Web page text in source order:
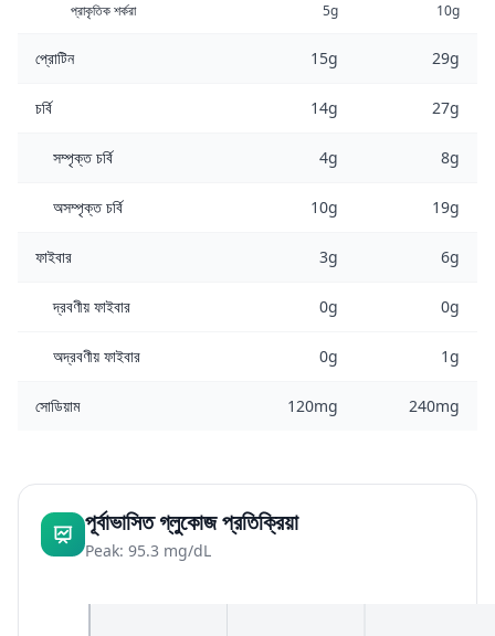
প্রাকৃতিক শর্করা 5g 10g
প্রোটিন 15g 29g
চর্বি 14g 27g
সম্পৃক্ত চর্বি 4g 8g
অসম্পৃক্ত চর্বি 10g 19g
ফাইবার 3g 6g
দ্রবণীয় ফাইবার 0g 0g
অদ্রবণীয় ফাইবার 0g 1g
সোডিয়াম 120mg 240mg
পূর্বাভাসিত গ্লুকোজ প্রতিক্রিয়া
Peak: 95.3 mg/dL